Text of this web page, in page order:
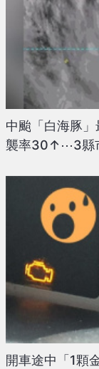
中颱「白海豚
襲率30↑⋯3縣
開車途中「1顆